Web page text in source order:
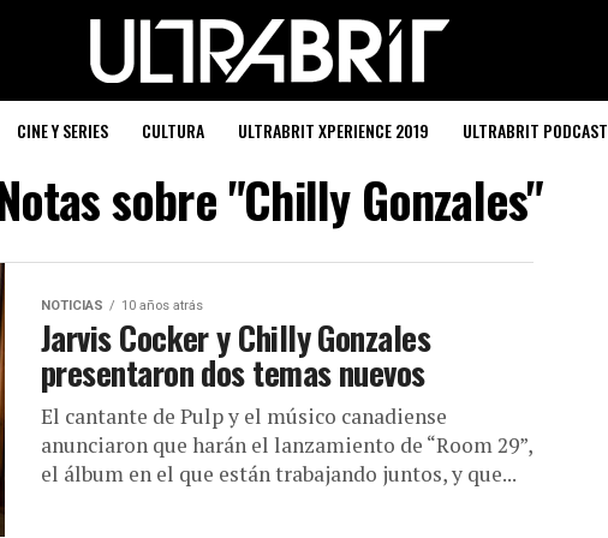
CINE Y SERIES CULTURA ULTRABRIT XPERIENCE 2019 ULTRABRIT PODCAST
sobre "Chilly Gonzales"
NOTICIAS 10 años atrás
Jarvis Cocker y Chilly Gonzales
presentaron dos temas nuevos
El cantante de Pulp y el músico canadiense
anunciaron que harán el lanzamiento de “Room 29”,
el álbum en el que están trabajando juntos, y que...